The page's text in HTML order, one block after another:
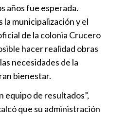
años fue esperada.
la municipalización y el
de la colonia Crucero
hacer realidad obras
necesidades de la
bienestar.
equipo de resultados”,
que su administración